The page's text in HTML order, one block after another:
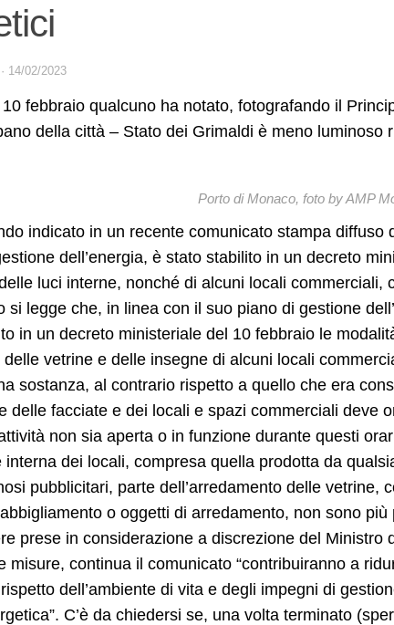
· 14/02/2023
febbraio qualcuno ha notato, fotografando il
della città – Stato dei Grimaldi è meno
Porto di Monaco, foto by AMP
indicato in un recente comunicato stampa
dell’energia, è stato stabilito in un decreto
luci interne, nonché di alcuni locali commerciali,
si legge che, in linea con il suo piano di gestione
in un decreto ministeriale del 10 febbraio le
vetrine e delle insegne di alcuni locali
sostanza, al contrario rispetto a quello che era
delle facciate e dei locali e spazi commerciali deve
non sia aperta o in funzione durante questi
interna dei locali, compresa quella prodotta da
pubblicitari, parte dell’arredamento delle vetrine,
o oggetti di arredamento, non sono
prese in considerazione a discrezione del
misure, continua il comunicato “contribuiranno a
dell’ambiente di vita e degli impegni di
C’è da chiedersi se, una volta terminato